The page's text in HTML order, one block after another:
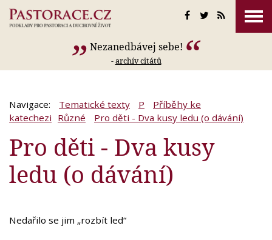
Nezanedbávej sebe!
-archív citátů
Navigace: Tematické texty P
Příběhy ke
katechezi Různé Pro děti - Dva kusy ledu (o dávání)
Pro děti - Dva kusy
ledu (o dávání)
Nedařilo se jim „rozbít led“